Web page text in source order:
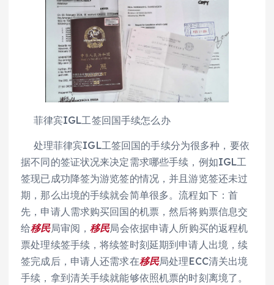
菲律宾IGL工签回国手续怎么办
处理菲律宾IGL工签回国的手续分为很多种，要依
据不同的签证状况来决定需求哪些手续，例如IGL工
签现已成功降签为游览签的情况，并且游览签还未过
期，那么出境的手续就会简单很多。流程如下：首
先，申请人需求购买回国的机票，然后将购票信息交
给移民局审阅，移民局会依据申请人所购买的返程机
票处理续签手续，将续签时刻延期到申请人出境，续
签完成后，申请人还需求在移民局处理ECC清关出境
手续，拿到清关手续就能够依照机票的时刻离境了。